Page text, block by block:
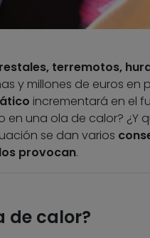
terremotos,
y millones de euros en
incrementará en el
una ola de calor? ¿Y
se dan varios
provocan.
de calor?